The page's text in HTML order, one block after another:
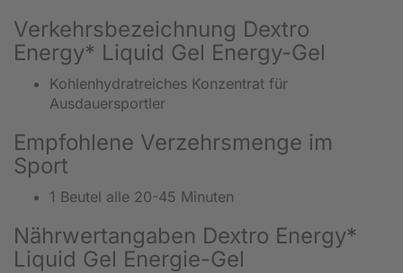
Verkehrsbezeichnung Dextro
Energy* Liquid Gel Energy-Gel
Kohlenhydratreiches Konzentrat für
Ausdauersportler
Empfohlene Verzehrsmenge im
Sport
1 Beutel alle 20-45 Minuten
Nährwertangaben Dextro Energy*
Liquid Gel Energie-Gel